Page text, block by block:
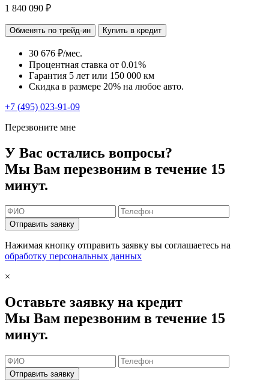
1 840 090 ₽
Обменять по трейд-ин Купить в кредит
30 676 ₽/мес.
Процентная ставка от 0.01%
Гарантия 5 лет или 150 000 км
Скидка в размере 20% на любое авто.
+7 (495) 023-91-09
Перезвоните мне
У Вас остались вопросы?
Мы Вам перезвоним в течение 15
минут.
Отправить заявку
Нажимая кнопку отправить заявку вы соглашаетесь на
обработку персональных данных
×
Оставьте заявку на кредит
Мы Вам перезвоним в течение 15
минут.
Отправить заявку